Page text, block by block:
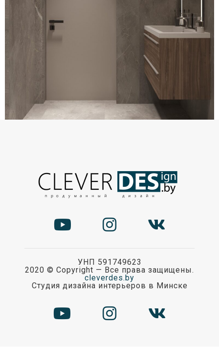
УНП 591749623
2020 © Copyright — Все права защищены.
cleverdes.by
Студия дизайна интерьеров в Минске